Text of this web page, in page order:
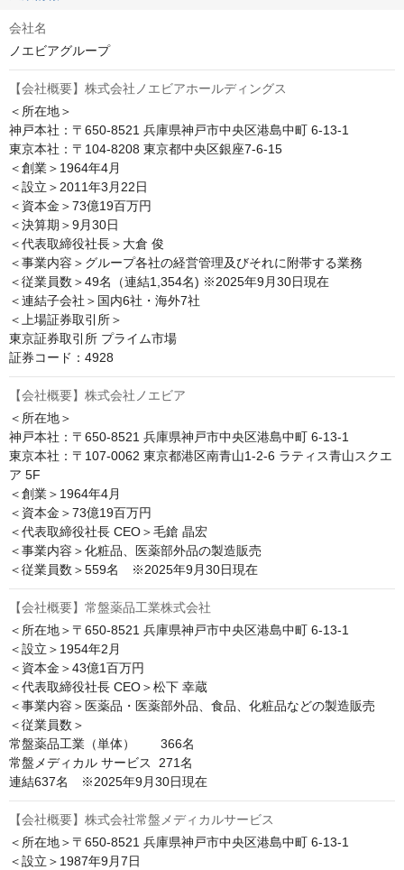
会社名
ノエビアグループ
【会社概要】株式会社ノエビアホールディングス
＜所在地＞
神戸本社：〒650-8521 兵庫県神戸市中央区港島中町 6-13-1
東京本社：〒104-8208 東京都中央区銀座7-6-15
＜創業＞1964年4月
＜設立＞2011年3月22日
＜資本金＞73億19百万円
＜決算期＞9月30日
＜代表取締役社長＞大倉 俊
＜事業内容＞グループ各社の経営管理及びそれに附帯する業務
＜従業員数＞49名（連結1,354名) ※2025年9月30日現在
＜連結子会社＞国内6社・海外7社
＜上場証券取引所＞
東京証券取引所 プライム市場
証券コード：4928
【会社概要】株式会社ノエビア
＜所在地＞
神戸本社：〒650-8521 兵庫県神戸市中央区港島中町 6-13-1
東京本社：〒107-0062 東京都港区南青山1-2-6 ラティス青山スクエ
ア 5F
＜創業＞1964年4月
＜資本金＞73億19百万円
＜代表取締役社長 CEO＞毛鎗 晶宏
＜事業内容＞化粧品、医薬部外品の製造販売
＜従業員数＞559名　※2025年9月30日現在
【会社概要】常盤薬品工業株式会社
＜所在地＞〒650-8521 兵庫県神戸市中央区港島中町 6-13-1
＜設立＞1954年2月
＜資本金＞43億1百万円
＜代表取締役社長 CEO＞松下 幸蔵
＜事業内容＞医薬品・医薬部外品、食品、化粧品などの製造販売
＜従業員数＞
常盤薬品工業（単体）　　366名
常盤メディカル サービス  271名
連結637名　※2025年9月30日現在
【会社概要】株式会社常盤メディカルサービス
＜所在地＞〒650-8521 兵庫県神戸市中央区港島中町 6-13-1
＜設立＞1987年9月7日